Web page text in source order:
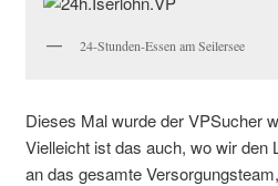
24-Stunden-Essen am Seilersee
Dieses Mal wurde der VPSucher
Vielleicht ist das auch, wo wir den
an das gesamte